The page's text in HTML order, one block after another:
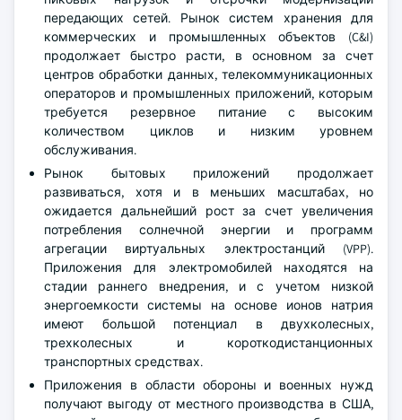
передающих сетей. Рынок систем хранения для
коммерческих и промышленных объектов (C&I)
продолжает быстро расти, в основном за счет
центров обработки данных, телекоммуникационных
операторов и промышленных приложений, которым
требуется резервное питание с высоким
количеством циклов и низким уровнем
обслуживания.
Рынок бытовых приложений продолжает
развиваться, хотя и в меньших масштабах, но
ожидается дальнейший рост за счет увеличения
потребления солнечной энергии и программ
агрегации виртуальных электростанций (VPP).
Приложения для электромобилей находятся на
стадии раннего внедрения, и с учетом низкой
энергоемкости системы на основе ионов натрия
имеют большой потенциал в двухколесных,
трехколесных и короткодистанционных
транспортных средствах.
Приложения в области обороны и военных нужд
получают выгоду от местного производства в США,